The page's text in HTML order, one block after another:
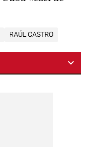
RAÚL CASTRO